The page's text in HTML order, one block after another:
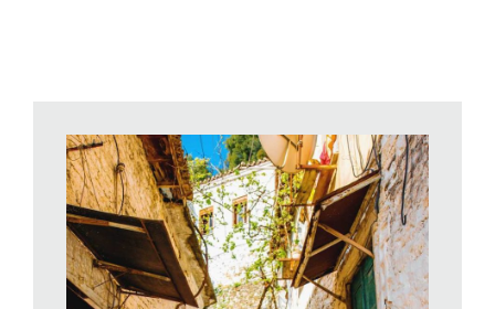
km) verso Butrinto affascinante città, anch’essa patrimonio
dell’Umanità dell’UNESCO. L’indomani, da Saranda si partirà
per la tratta più lunga: 260 chilometri, per raggiungere
Argirocastro: in base all’orario di partenza e alle condizioni del
traffico, durante il tragitto sarà possibile una sosta per la visita
allo spettacolare Occhio Blu, una sorgente carsica che deve il
suo nome al colore turchese delle sue acque.